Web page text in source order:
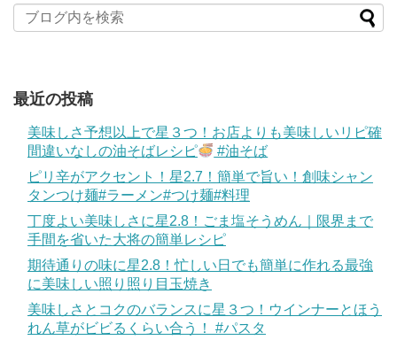
最近の投稿
美味しさ予想以上で星３つ！お店よりも美味しいリピ確
間違いなしの油そばレシピ
#油そば
ピリ辛がアクセント！星2.7！簡単で旨い！創味シャン
タンつけ麺#ラーメン#つけ麺#料理
丁度よい美味しさに星2.8！ごま塩そうめん｜限界まで
手間を省いた大将の簡単レシピ
期待通りの味に星2.8！忙しい日でも簡単に作れる最強
に美味しい照り照り目玉焼き
美味しさとコクのバランスに星３つ！ウインナーとほう
れん草がビビるくらい合う！ #パスタ